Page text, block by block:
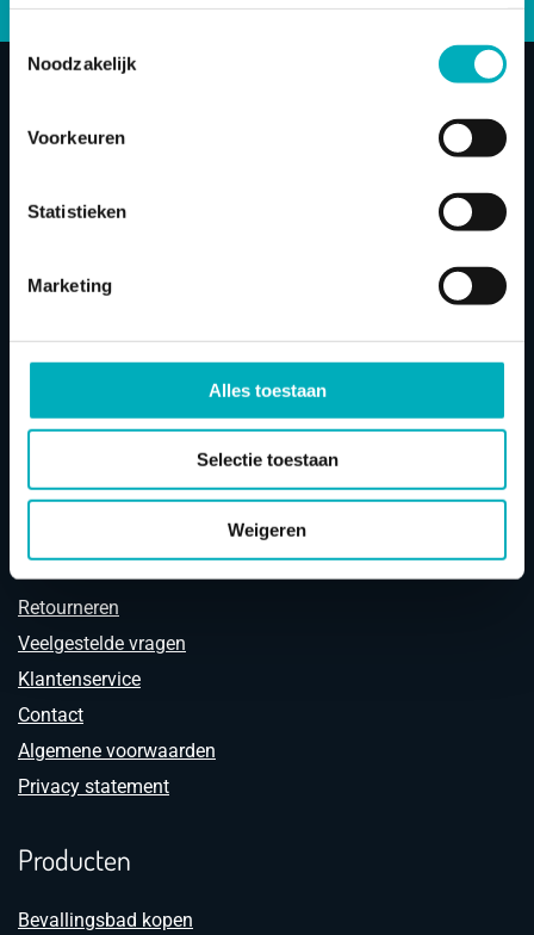
Toestemmingsselectie
Noodzakelijk
Voorkeuren
Statistieken
Marketing
Alles toestaan
Selectie toestaan
Weigeren
Advies & informatie
Bevallingsbad
Bevallings
België van Europees marktleider en importeur
Klantenservice
Retourneren
Veelgestelde vragen
Klantenservice
Contact
Algemene voorwaarden
Privacy statement
Producten
Bevallingsbad kopen